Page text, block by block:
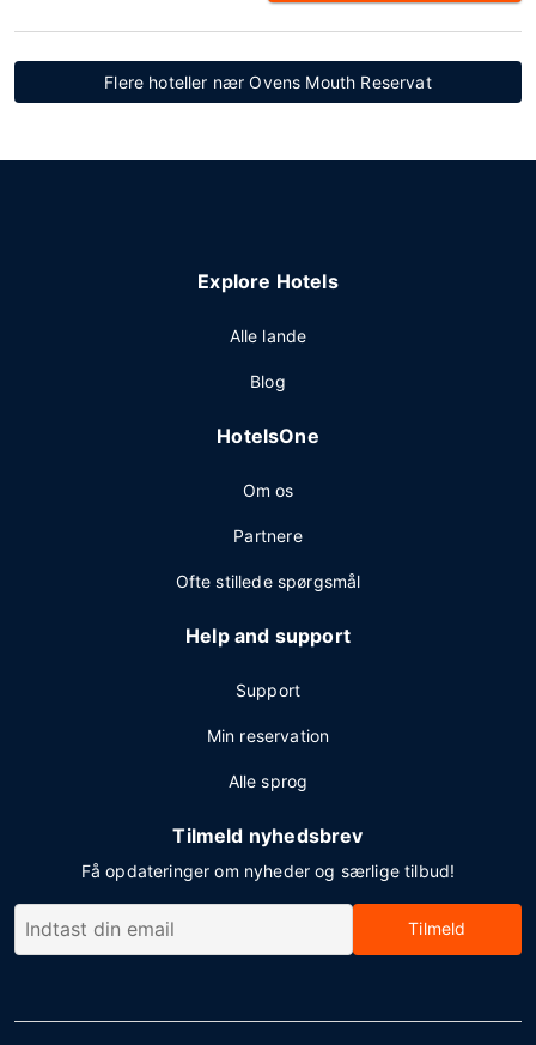
Flere hoteller nær Ovens Mouth Reservat
Explore Hotels
Alle lande
Blog
HotelsOne
Om os
Partnere
Ofte stillede spørgsmål
Help and support
Support
Min reservation
Alle sprog
Tilmeld nyhedsbrev
Få opdateringer om nyheder og særlige tilbud!
Tilmeld